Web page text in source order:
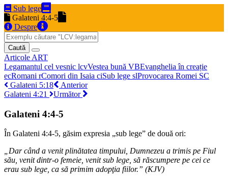
Sub lege
Galateni 4:4-5
Despre
Caută
Articole ART
Legamantul cel vesnic lcvVestea bună VBEvanghelia în creație
ecRomani rComori din Isaia ciSub lege slProvocarea Romei SC
Galateni 5:18
Anterior
Galateni 4:21
Următor
Galateni 4:4-5
În Galateni 4:4-5, găsim expresia „sub lege” de două ori:
„Dar când a venit plinătatea timpului, Dumnezeu a trimis pe Fiul
său, venit dintr-o femeie, venit sub lege, să răscumpere pe cei ce
erau sub lege, ca să primim adopţia fiilor.” (KJV)